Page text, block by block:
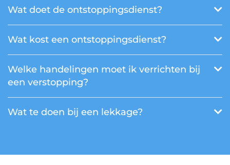
Wat doet de ontstoppingsdienst?
Wat kost een ontstoppingsdienst?
Welke handelingen moet ik verrichten bij
een verstopping?
Wat te doen bij een lekkage?